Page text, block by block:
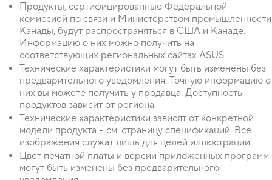
Продукты, сертифицированные Федеральной
комиссией по связи и Министерством промышленности
Канады, будут распространяться в США и Канаде.
Информацию о них можно получить на
соответствующих региональных сайтах ASUS.
Технические характеристики могут быть изменены без
предварительного уведомления. Точную информацию о
них вы можете получить у продавца. Доступность
продуктов зависит от региона.
Технические характеристики зависят от конкретной
модели продукта – см. страницу спецификаций. Все
изображения служат лишь для целей иллюстрации.
Цвет печатной платы и версии приложенных программ
могут быть изменены без предварительного